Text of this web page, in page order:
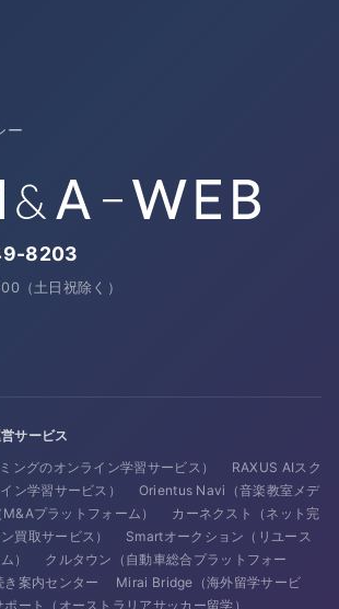
ー
8203
（土日祝除く）
サービス
ングのオンライン学習サービス）
RAXUS AIスク
ン学習サービス）
Orientus Navi（音楽教室メデ
プラットフォーム）
カーネクスト（ネット完
買取サービス）
Smartオークション（リユース
）
クルタウン（自動車総合プラットフォー
案内センター
Mirai Bridge（海外留学サービ
ート（オーストラリアサッカー留学）